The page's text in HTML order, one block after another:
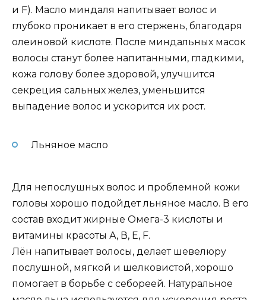
и F). Масло миндаля напитывает волос и
глубоко проникает в его стержень, благодаря
олеиновой кислоте. После миндальных масок
волосы станут более напитанными, гладкими,
кожа голову более здоровой, улучшится
секреция сальных желез, уменьшится
выпадение волос и ускорится их рост.
Льняное масло
Для непослушных волос и проблемной кожи
головы хорошо подойдет льняное масло. В его
состав входит жирные Омега-3 кислоты и
витамины красоты А, В, Е, F.
Лён напитывает волосы, делает шевелюру
послушной, мягкой и шелковистой, хорошо
помогает в борьбе с себореей. Натуральное